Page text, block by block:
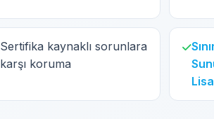
Sertifika kaynaklı sorunlara
karşı koruma